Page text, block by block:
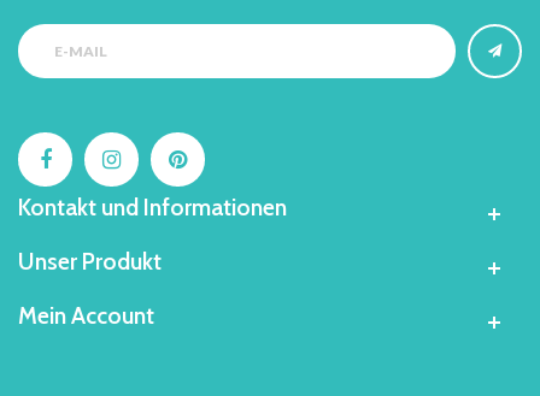
Kontakt und Informationen
Unser Produkt
Mein Account